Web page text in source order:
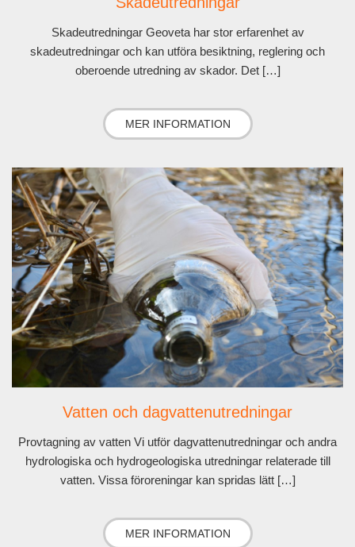
Skadeutredningar Geoveta har stor erfarenhet av
skadeutredningar och kan utföra besiktning, reglering och
oberoende utredning av skador. Det […]
MER INFORMATION
Vatten och dagvattenutredningar
Provtagning av vatten Vi utför dagvattenutredningar och andra
hydrologiska och hydrogeologiska utredningar relaterade till
vatten. Vissa föroreningar kan spridas lätt […]
MER INFORMATION